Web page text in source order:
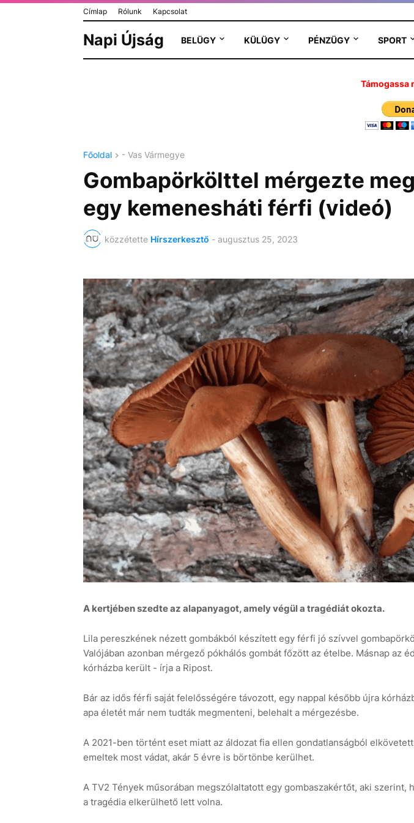
Címlap Rólunk Kapcsolat
Napi Újság BELÜGY KÜLÜGY PÉNZÜGY SPORT
Támogassa
Főoldal - Vas Vármegye
Gombapörkölttel mérgezte
egy kemenesháti férfi (videó)
közzétette Hírszerkesztő - augusztus 25, 2023
A kertjében szedte az alapanyagot, amely végül a tragédiát okozta.
Lila pereszkének nézett gombákból készített egy férfi jó szívvel
Valójában azonban mérgező pókhálós gombát főzött az ételbe. Másnap az
kórházba került - írja a Ripost.
Bár az idős férfi saját felelősségére távozott, egy nappal később újra
apa életét már nem tudták megmenteni, belehalt a mérgezésbe.
A 2021-ben történt eset miatt az áldozat fia ellen gondatlanságból
emeltek most vádat, akár 5 évre is börtönbe kerülhet.
A TV2 Tények műsorában megszólaltatott egy gombaszakértőt, aki szerint,
a tragédia elkerülhető lett volna.